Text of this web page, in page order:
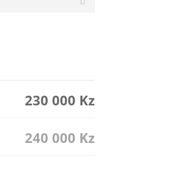
230 000 Kz
240 000 Kz